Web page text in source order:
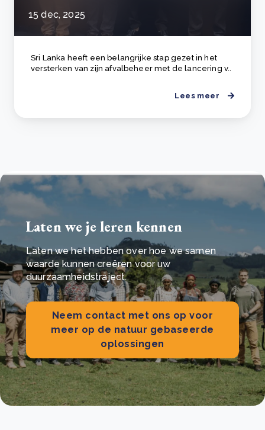
15 dec, 2025
Sri Lanka heeft een belangrijke stap gezet in het
versterken van zijn afvalbeheer met de lancering v..
Lees meer
Laten we je leren kennen
Laten we het hebben over hoe we samen
waarde kunnen creëren voor uw
duurzaamheidstraject.
Neem contact met ons op voor
meer op de natuur gebaseerde
oplossingen